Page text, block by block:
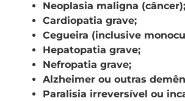
Neoplasia maligna (câncer);
Cardiopatia grave;
Cegueira (inclusive
Hepatopatia grave;
Nefropatia grave;
Alzheimer ou outras
Paralisia irreversível ou